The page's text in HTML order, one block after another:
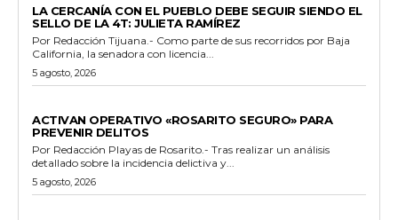
LA CERCANÍA CON EL PUEBLO DEBE SEGUIR SIENDO EL
SELLO DE LA 4T: JULIETA RAMÍREZ
Por Redacción Tijuana.- Como parte de sus recorridos por Baja
California, la senadora con licencia...
5 agosto, 2026
ACTIVAN OPERATIVO «ROSARITO SEGURO» PARA
PREVENIR DELITOS
Por Redacción Playas de Rosarito.- Tras realizar un análisis
detallado sobre la incidencia delictiva y...
5 agosto, 2026